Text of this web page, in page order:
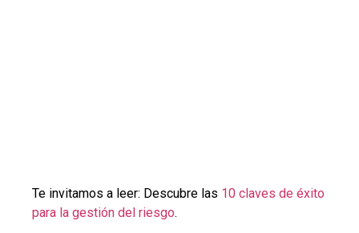
Te invitamos a leer: Descubre las 10 claves de éxito
para la gestión del riesgo.